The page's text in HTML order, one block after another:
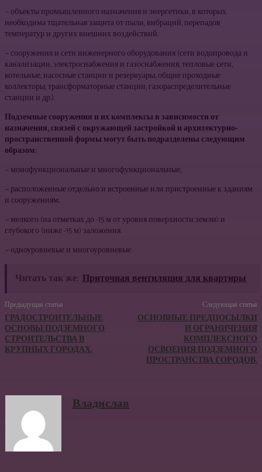
— объекты промышленного назначения и энергетики, в которых
необходима тщательная защита от пыли, вибраций, перепадов
температур и других внешних воздействий;
— сооружения и сети инженерного оборудования (сети водопровода и
канализации, электроснабжения и газоснабжения, тепловые сети,
котельные, насосные станции и резервуары, общие проходные
коллекторы, трансформаторные станции, газораспределительные
станции и др.).
Подземные сооружения и их комплексы в зависимости от
назначения, связей с окружающей застройкой и архитектурно-
пространственной формы могут быть подразделены следующим
образом:
— монофункциональные и многофункциональные;
— расположенные отдельно и встроенные или пристроенные к зданиям
и сооружениям;
— мелкого (на отметках до -15 м от уровня поверхности земли) и
глубокого (ниже -15 м) заложения.
— одноуровневые и многоуровневые.
Читать так же: Приточная вентиляция для квартиры
Предыдущая статья
ГРАДОСТРОИТЕЛЬНЫЕ
ОСНОВЫ ПОДЗЕМНОГО
СТРОИТЕЛЬСТВА В
КРУПНЫХ ГОРОДАХ.
Следующая статья
ОСНОВНЫЕ ПРЕДПОСЫЛКИ
И ОГРАНИЧЕНИЯ
КОМПЛЕКСНОГО
ОСВОЕНИЯ ПОДЗЕМНОГО
ПРОСТРАНСТВА ГОРОДОВ.
Владислав